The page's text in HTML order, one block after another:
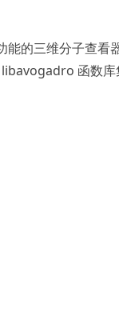
能的三维分子查看
libavogadro 函数库